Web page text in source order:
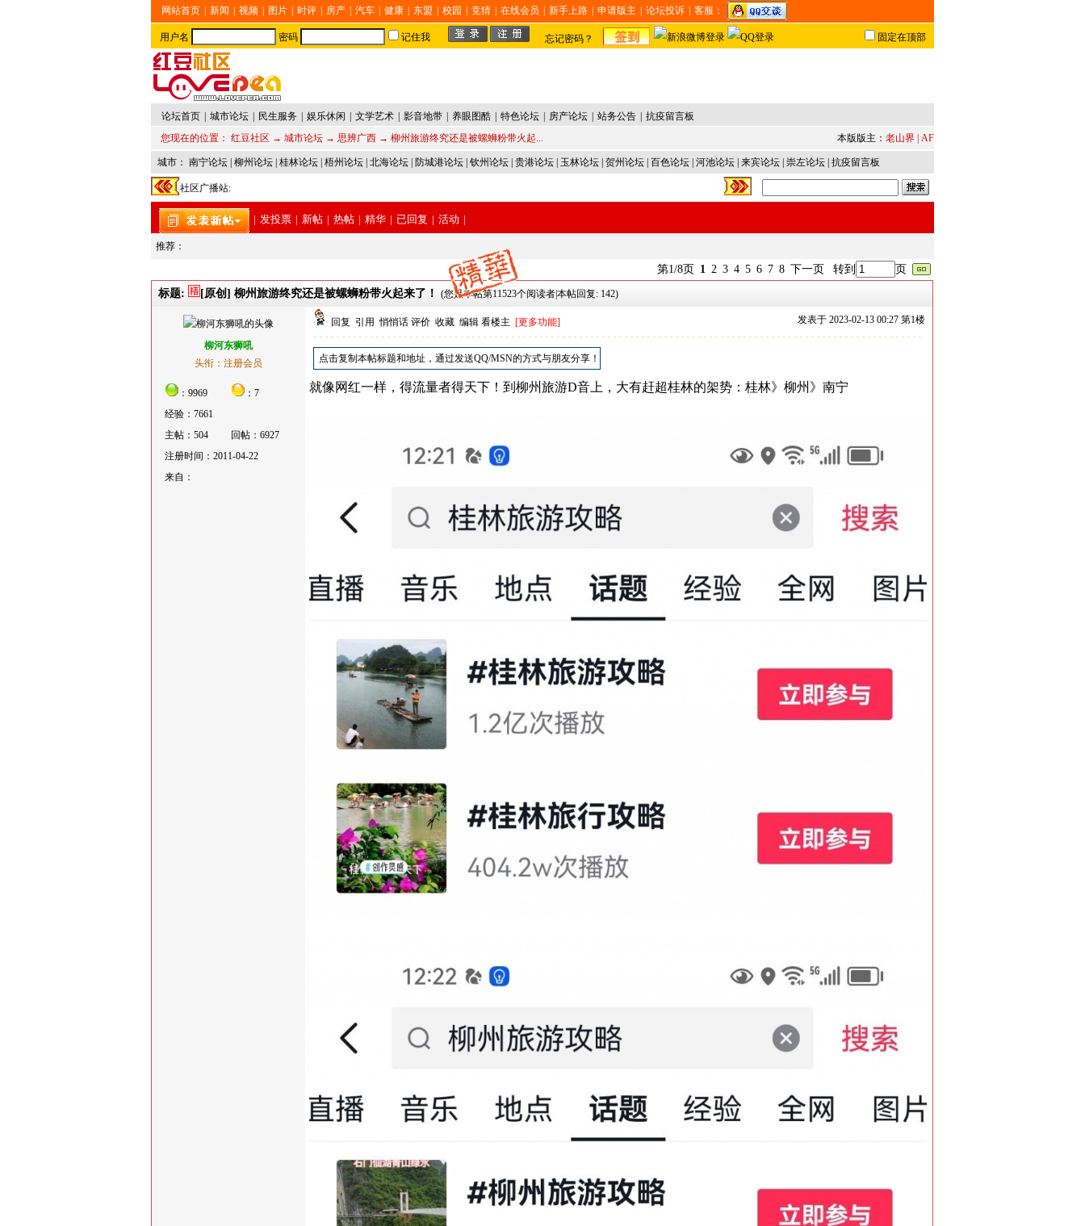
网站首页 新闻 视频 图片 时评 房产 汽车 健康 东盟 校园 竞猜 在线会员 新手上路 申请版主 论坛投诉 客服：
用户名 密码 记住我 忘记密码？ 固定在顶部
论坛首页 城市论坛 民生服务 娱乐休闲 文学艺术 影音地带 养眼图酷 特色论坛 房产论坛 站务公告
抗疫留言板
您现在的位置： 红豆社区 → 城市论坛 → 思辨广西 → 柳州旅游终究还是被螺蛳粉带火起... 本版版主： 老山界 AF
城市： 南宁论坛 柳州论坛 桂林论坛 梧州论坛 北海论坛 防城港论坛 钦州论坛 贵港论坛 玉林论坛 贺州论坛 百色论坛 河池论坛 来宾论坛 崇左论坛 抗疫留言板
社区广播站:
| 发投票 | 新帖 | 热帖 | 精华 | 已回复 | 活动 |
推荐：
第1/8页 1 2 3 4 5 6 7 8 下一页 转到
页
标题:
[原创] 柳州旅游终究还是被螺蛳粉带火起来了！ (您是本帖第11523个阅读者|本帖回复: 142)
柳河东狮吼
头衔：注册会员
：9969
：7
经验：7661
主帖：504
回帖：6927
注册时间：2011-04-22
来自：
回复 引用 悄悄话 评价 收藏 编辑 看楼主 [更多功能] 发表于 2023-02-13 00:27 第1楼
点击复制本帖标题和地址，通过发送QQ/MSN的方式与朋友分享！
就像网红一样，得流量者得天下！到柳州旅游D音上，大有赶超桂林的架势：桂林》柳州》南宁